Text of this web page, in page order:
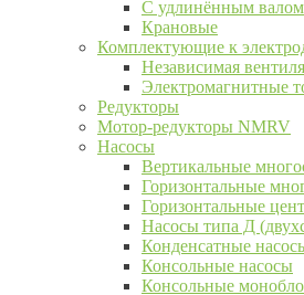
С удлинённым валом
Крановые
Комплектующие к
Независимая
Электромагнитные
Редукторы
Мотор-редукторы NMRV
Насосы
Вертикальные
Горизонтальные
Горизонтальные
Насосы типа Д
Конденсатные
Консольные насосы
Консольные